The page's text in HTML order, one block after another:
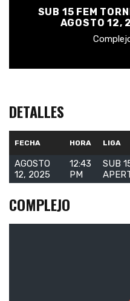
SUB 15 FEM
AGOSTO 12,
DETALLES
FECHA HORA LIGA
AGOSTO
12, 2025
12:43
PM
SUB
COMPLEJO